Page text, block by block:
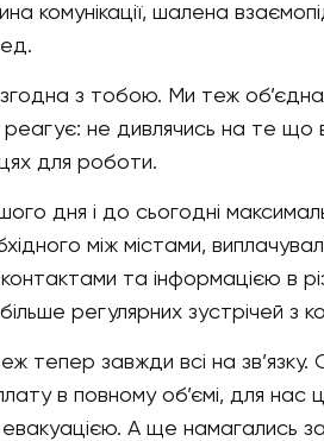
комунікації, шалена
з тобою. Ми теж
реагує: не дивлячись на те що
для роботи.
дня і до сьогодні
між містами,
та інформацією в
регулярних зустрічей з
тепер завжди всі на
в повному об’ємі, для
А ще намагались за